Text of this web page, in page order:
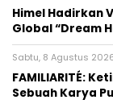
Himel Hadirkan
Global “Dream
Sabtu, 8 Agustus 2026
FAMILIARITÉ:
Sebuah Karya